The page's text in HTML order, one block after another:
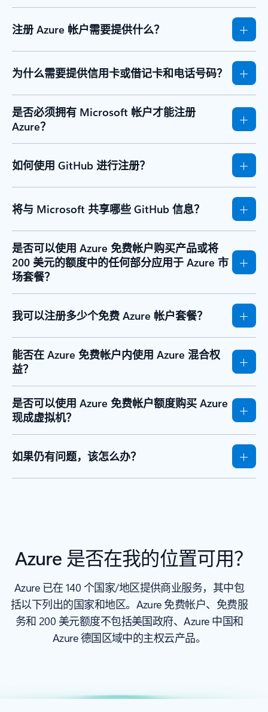
注册 Azure 帐户需要提供什么？
为什么需要提供信用卡或借记卡和电话号码？
是否必须拥有 Microsoft 帐户才能注册
Azure？
如何使用 GitHub 进行注册？
将与 Microsoft 共享哪些 GitHub 信息？
是否可以使用 Azure 免费帐户购买产品或将
200 美元的额度中的任何部分应用于 Azure 市
场套餐？
我可以注册多少个免费 Azure 帐户套餐？
能否在 Azure 免费帐户内使用 Azure 混合权
益？
是否可以使用 Azure 免费帐户额度购买 Azure
现成虚拟机？
如果仍有问题，该怎么办？
Azure 是否在我的位置可用？
Azure 已在 140 个国家/地区提供商业服务，其中包
括以下列出的国家和地区。Azure 免费帐户、免费服
务和 200 美元额度不包括美国政府、Azure 中国和
Azure 德国区域中的主权云产品。